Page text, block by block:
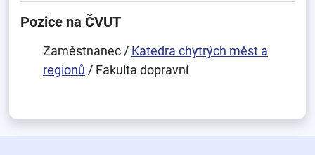
Pozice na ČVUT
Zaměstnanec / Katedra chytrých měst a
regionů / Fakulta dopravní